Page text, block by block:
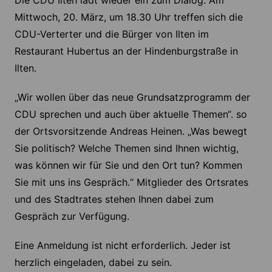
Mittwoch, 20. März, um 18.30 Uhr treffen sich die
CDU-Verterter und die Bürger von Ilten im
Restaurant Hubertus an der Hindenburgstraße in
Ilten.
„Wir wollen über das neue Grundsatzprogramm der
CDU sprechen und auch über aktuelle Themen“. so
der Ortsvorsitzende Andreas Heinen. „Was bewegt
Sie politisch? Welche Themen sind Ihnen wichtig,
was können wir für Sie und den Ort tun? Kommen
Sie mit uns ins Gespräch.“ Mitglieder des Ortsrates
und des Stadtrates stehen Ihnen dabei zum
Gespräch zur Verfügung.
Eine Anmeldung ist nicht erforderlich. Jeder ist
herzlich eingeladen, dabei zu sein.